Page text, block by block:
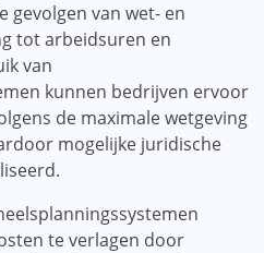
gevolgen van wet- en
tot arbeidsuren en
van
kunnen bedrijven ervoor
de maximale wetgeving
mogelijke juridische
te verlagen door